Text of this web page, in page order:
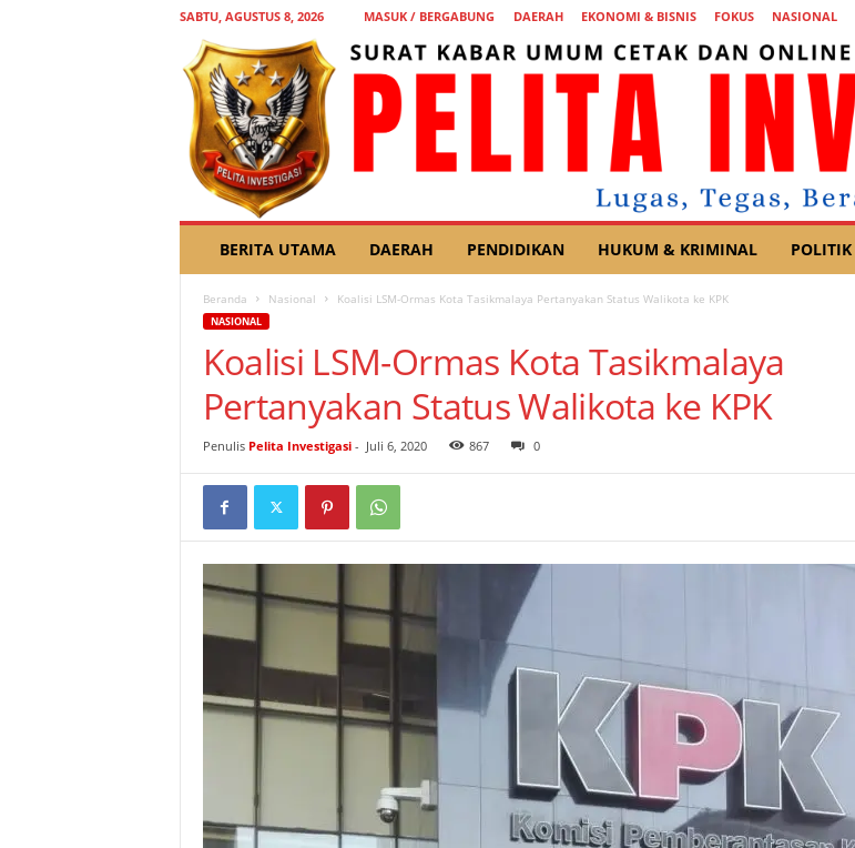
SABTU, AGUSTUS 8, 2026 MASUK / BERGABUNG DAERAH EKONOMI & BISNIS FOKUS NASIONAL
L
BERITA UTAMA DAERAH PENDIDIKAN HUKUM & KRIMINAL POLITIK
Beranda Nasional Koalisi LSM-Ormas Kota Tasikmalaya Pertanyakan Status Walikota ke KPK
NASIONAL
Koalisi LSM-Ormas Kota Tasikmalaya
Pertanyakan Status Walikota ke KPK
Penulis Pelita Investigasi- Juli 6, 2020 867 0